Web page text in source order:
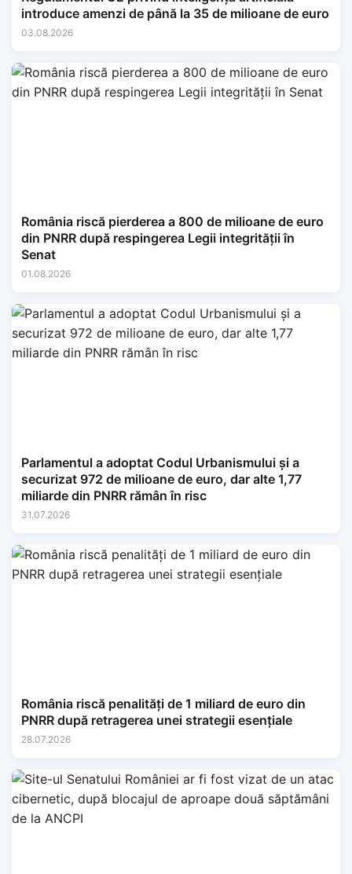
introduce amenzi de până la 35 de milioane de euro
03.08.2026
România riscă pierderea a 800 de milioane de euro
din PNRR după respingerea Legii integrității în
Senat
01.08.2026
Parlamentul a adoptat Codul Urbanismului și a
securizat 972 de milioane de euro, dar alte 1,77
miliarde din PNRR rămân în risc
31.07.2026
România riscă penalități de 1 miliard de euro din
PNRR după retragerea unei strategii esențiale
28.07.2026